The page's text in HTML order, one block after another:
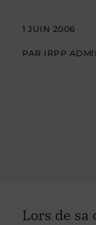
1 JUIN 2006
PAR IRPP
Lors de